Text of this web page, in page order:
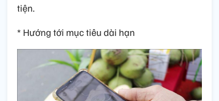
tiện.
* Hướng tới mục tiêu dài hạn